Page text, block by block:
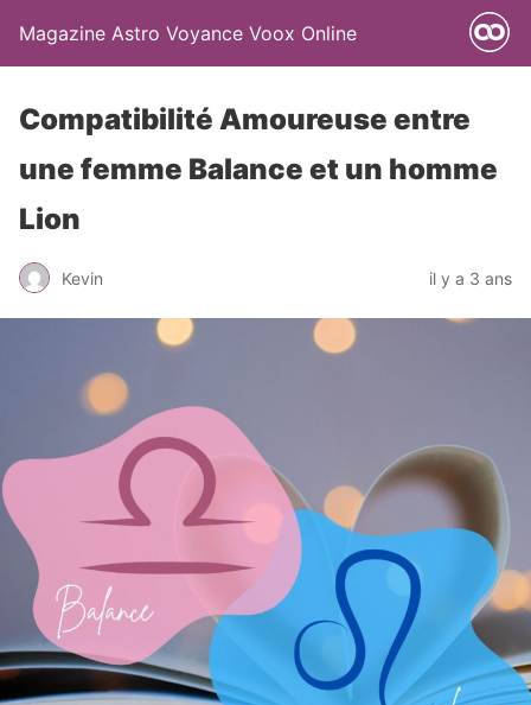
Magazine Astro Voyance Voox Online
Compatibilité Amoureuse entre
une femme Balance et un homme
Lion
Kevin il y a 3 ans